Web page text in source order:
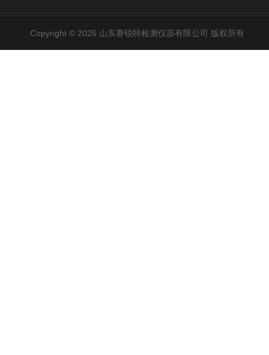
Copyright © 2026 山东赛锐特检测仪器有限公司 版权所有